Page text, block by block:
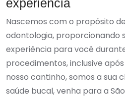
experiência
Nascemos com o propósito
odontologia, proporcionando
experiência para você
procedimentos, inclusive
nosso cantinho, somos a sua
saúde bucal, venha para a